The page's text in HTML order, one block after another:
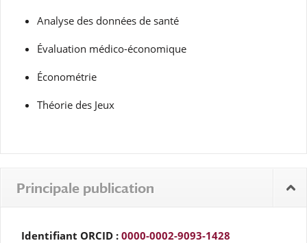
Analyse des données de santé
Évaluation médico-économique
Économétrie
Théorie des Jeux
Principale publication
Identifiant ORCID : 0000-0002-9093-1428